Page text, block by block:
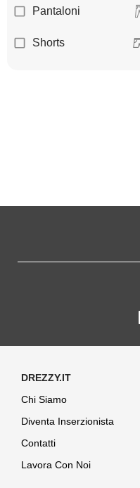
Pantaloni
Shorts
Chi Siamo
Diventa Inserzionista
Contatti
Lavora Con Noi